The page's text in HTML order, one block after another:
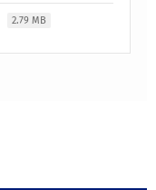
2.79 MB